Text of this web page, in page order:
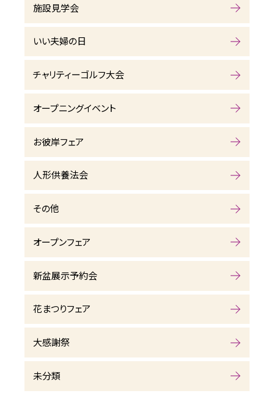
施設見学会
いい夫婦の日
チャリティーゴルフ大会
オープニングイベント
お彼岸フェア
人形供養法会
その他
オープンフェア
新盆展示予約会
花まつりフェア
大感謝祭
未分類